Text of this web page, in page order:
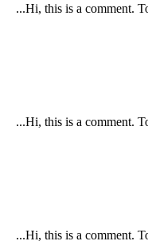
Hi, this is a comment.
Hi, this is a comment.
Hi, this is a comment.